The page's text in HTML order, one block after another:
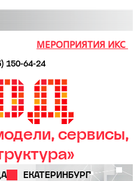
МЕРОПРИЯТИЯ ИКС
150-64-24
сервисы,
ЕКАТЕРИНБУРГ